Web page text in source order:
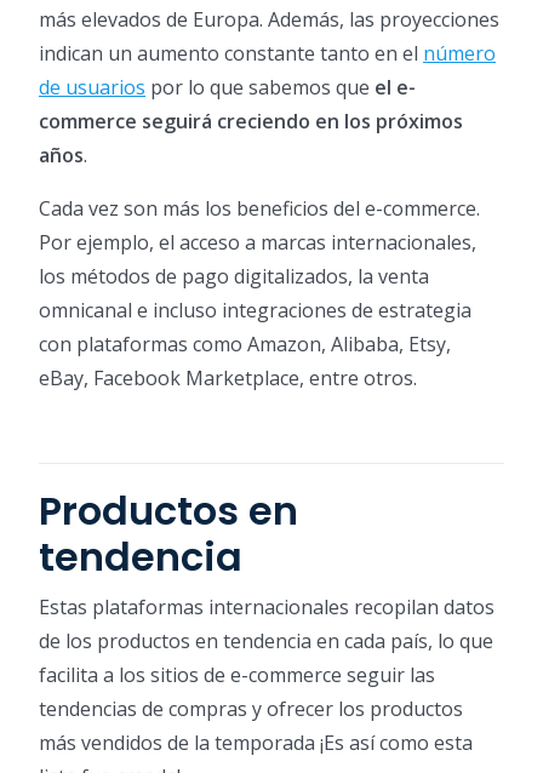
más elevados de Europa. Además, las proyecciones
indican un aumento constante tanto en el número
de usuarios por lo que sabemos que el e-
commerce seguirá creciendo en los próximos
años.
Cada vez son más los beneficios del e-commerce.
Por ejemplo, el acceso a marcas internacionales,
los métodos de pago digitalizados, la venta
omnicanal e incluso integraciones de estrategia
con plataformas como Amazon, Alibaba, Etsy,
eBay, Facebook Marketplace, entre otros.
Productos en
tendencia
Estas plataformas internacionales recopilan datos
de los productos en tendencia en cada país, lo que
facilita a los sitios de e-commerce seguir las
tendencias de compras y ofrecer los productos
más vendidos de la temporada ¡Es así como esta